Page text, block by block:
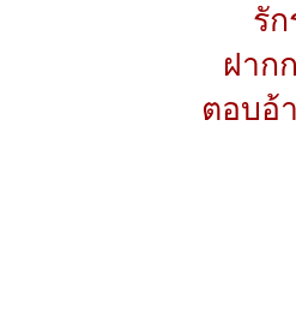
รั
ฝาก
ตอบอ้